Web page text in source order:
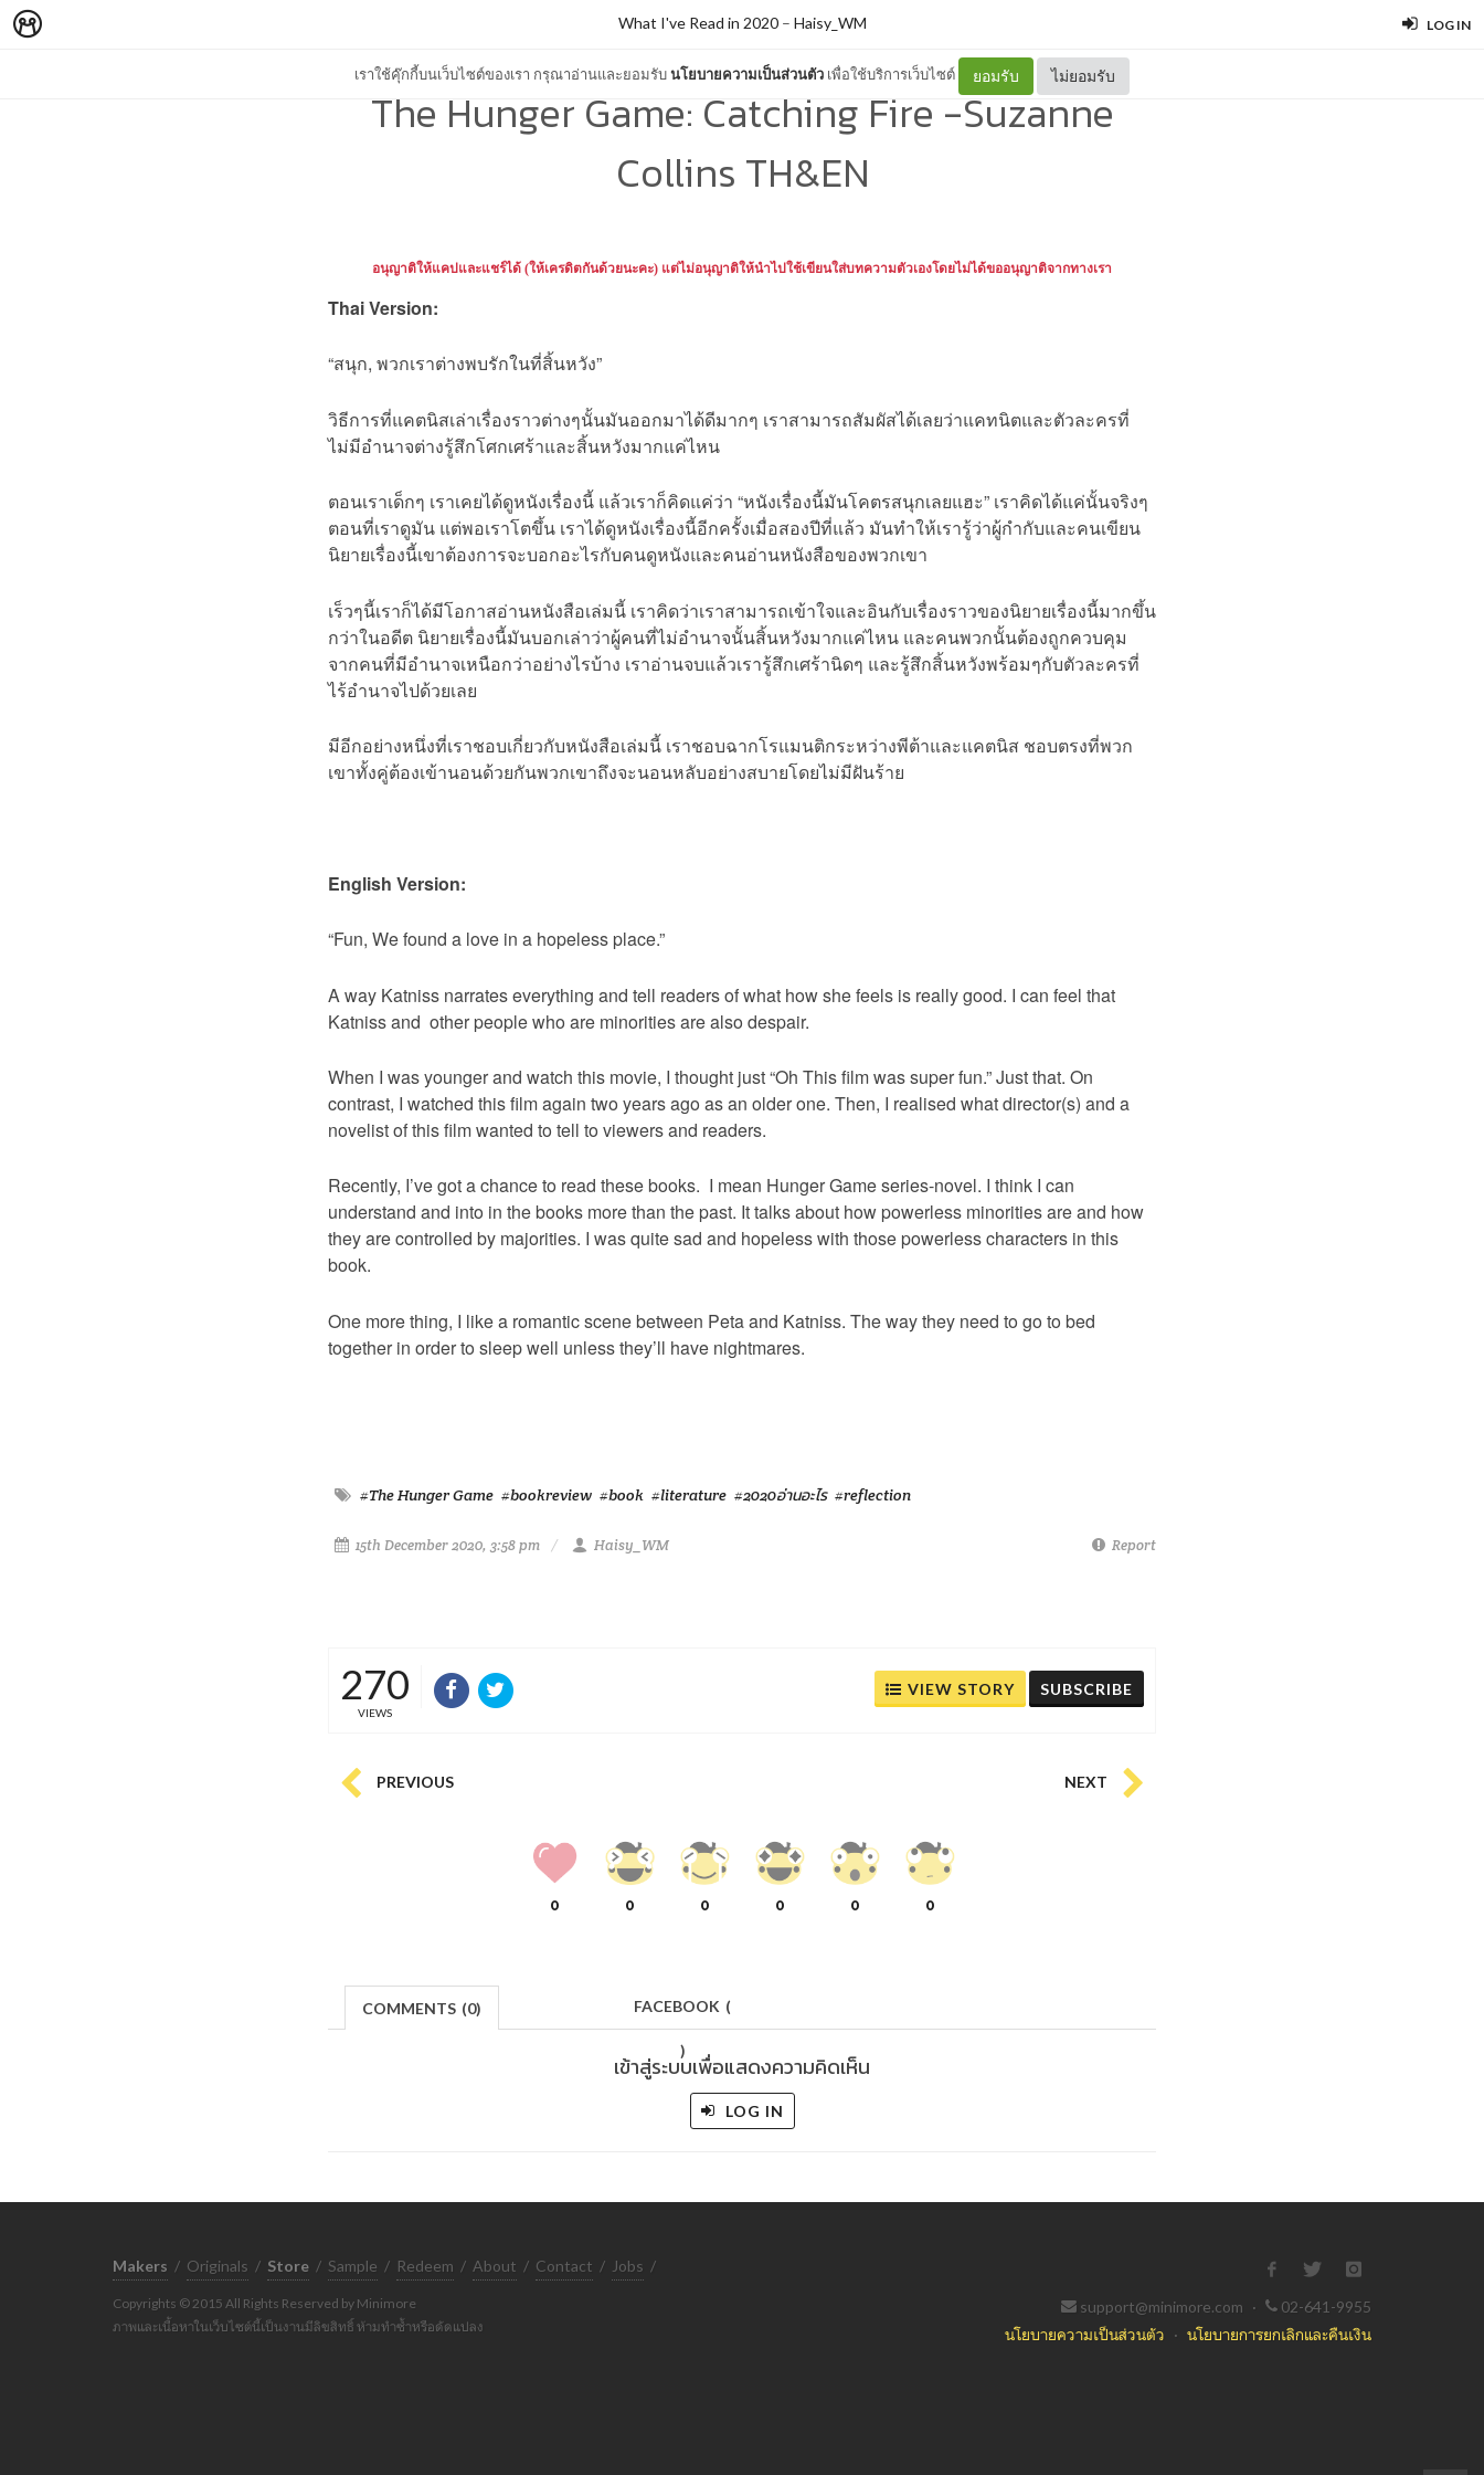
LOG IN
เราใช้คุ๊กกี้บนเว็บไซต์ของเรา กรุณาอ่านและยอมรับนโยบายความเป็นส่วนตัว เพื่อใช้บริการเว็บไซต์ ยอมรับ ไม่ยอมรับ
What I've Read in 2020– Haisy_WM
The Hunger Game: Catching Fire -Suzanne
Collins TH&EN
อนุญาติให้แคปและแชร์ได้ (ให้เครดิตกันด้วยนะคะ) แต่ไม่อนุญาติให้นำไปใช้เขียนใส่บทความตัวเองโดยไม่ได้ขออนุญาติจากทางเรา
Thai Version:
“สนุก, พวกเราต่างพบรักในที่สิ้นหวัง”
วิธีการที่แคตนิสเล่าเรื่องราวต่างๆนั้นมันออกมาได้ดีมากๆ เราสามารถสัมผัสได้เลยว่าแคทนิตและตัวละครที่
ไม่มีอำนาจต่างรู้สึกโศกเศร้าและสิ้นหวังมากแค่ไหน
ตอนเราเด็กๆ เราเคยได้ดูหนังเรื่องนี้ แล้วเราก็คิดแค่ว่า “หนังเรื่องนี้มันโคตรสนุกเลยแฮะ” เราคิดได้แค่นั้นจริงๆ
ตอนที่เราดูมัน แต่พอเราโตขึ้น เราได้ดูหนังเรื่องนี้อีกครั้งเมื่อสองปีที่แล้ว มันทำให้เรารู้ว่าผู้กำกับและคนเขียน
นิยายเรื่องนี้เขาต้องการจะบอกอะไรกับคนดูหนังและคนอ่านหนังสือของพวกเขา
เร็วๆนี้เราก็ได้มีโอกาสอ่านหนังสือเล่มนี้ เราคิดว่าเราสามารถเข้าใจและอินกับเรื่องราวของนิยายเรื่องนี้มากขึ้น
กว่าในอดีต นิยายเรื่องนี้มันบอกเล่าว่าผู้คนที่ไม่อำนาจนั้นสิ้นหวังมากแค่ไหน และคนพวกนั้นต้องถูกควบคุม
จากคนที่มีอำนาจเหนือกว่าอย่างไรบ้าง เราอ่านจบแล้วเรารู้สึกเศร้านิดๆ และรู้สึกสิ้นหวังพร้อมๆกับตัวละครที่
ไร้อำนาจไปด้วยเลย
มีอีกอย่างหนึ่งที่เราชอบเกี่ยวกับหนังสือเล่มนี้ เราชอบฉากโรแมนติกระหว่างพีต้าและแคตนิส ชอบตรงที่พวก
เขาทั้งคู่ต้องเข้านอนด้วยกันพวกเขาถึงจะนอนหลับอย่างสบายโดยไม่มีฝันร้าย
English Version:
“Fun, We found a love in a hopeless place.”
A way Katniss narrates everything and tell readers of what how she feels is really good. I can feel that
Katniss and other people who are minorities are also despair.
When I was younger and watch this movie, I thought just “Oh This film was super fun.” Just that. On
contrast, I watched this film again two years ago as an older one. Then, I realised what director(s) and a
novelist of this film wanted to tell to viewers and readers.
Recently, I’ve got a chance to read these books. I mean Hunger Game series-novel. I think I can
understand and into in the books more than the past. It talks about how powerless minorities are and how
they are controlled by majorities. I was quite sad and hopeless with those powerless characters in this
book.
One more thing, I like a romantic scene between Peta and Katniss. The way they need to go to bed
together in order to sleep well unless they’ll have nightmares.
#The Hunger Game #bookreview #book #literature #2020อ่านอะไร #reflection
15th December 2020, 3:58 pm Haisy_WM Report
270
VIEWS
VIEW STORY SUBSCRIBE
PREVIOUS NEXT
0 0 0 0 0 0
COMMENTS (0) FACEBOOK (
)
เข้าสู่ระบบเพื่อแสดงความคิดเห็น
LOG IN
Makers / Originals / Store / Sample / Redeem / About / Contact / Jobs /
Copyrights © 2015 All Rights Reserved by Minimore
ภาพและเนื้อหาในเว็บไซต์นี้เป็นงานมีลิขสิทธิ์ ห้ามทำซ้ำหรือดัดแปลง
support@minimore.com ·
02-641-9955
นโยบายความเป็นส่วนตัว · นโยบายการยกเลิกและคืนเงิน